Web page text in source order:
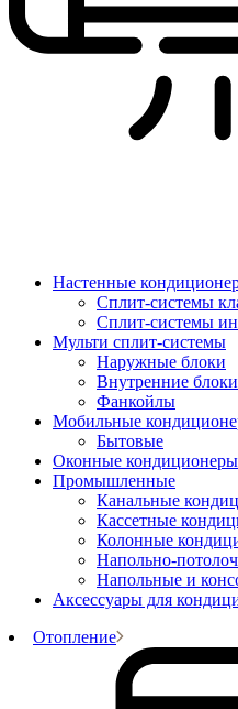
Настенные
Сплит-системы
Сплит-системы
Мульти сплит-системы
Наружные блоки
Внутренние блоки
Фанкойлы
Мобильные
Бытовые
Оконные кондиционеры
Промышленные
Канальные
Кассетные
Колонные
Напольно-
Напольные и
Аксессуары для
Отопление